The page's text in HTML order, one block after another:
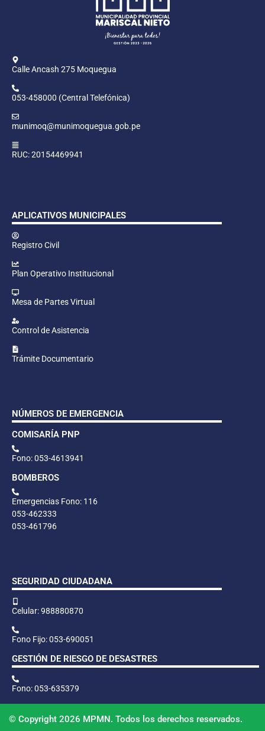
Calle Ancash 275 Moquegua
053-458000 (Central Telefónica)
munimoq@munimoquegua.gob.pe
RUC: 20154469941
APLICATIVOS MUNICIPALES
Registro Civil
Plan Operativo Institucional
Mesa de Partes Virtual
Control de Asistencia
Trámite Documentario
NÚMEROS DE EMERGENCIA
COMISARÍA PNP
Fono: 053-4613941
BOMBEROS
Emergencias Fono: 116
053-462333
053-461796
SEGURIDAD CIUDADANA
Celular: 988880870
Fono Fijo: 053-690051
GESTIÓN DE RIESGO DE DESASTRES
Fono: 053-635379
© Copyright 2026 MPMN. Todos los derechos reservados.